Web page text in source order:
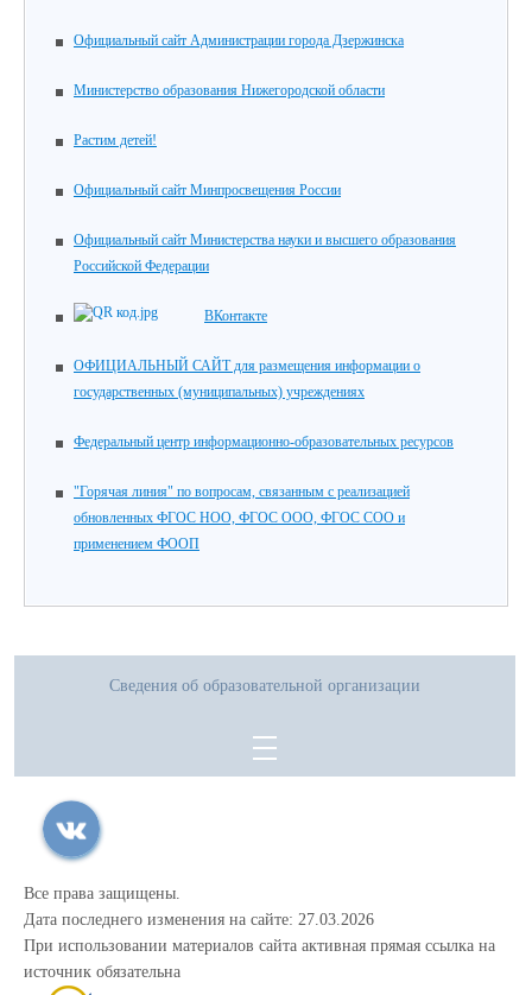
Официальный сайт Администрации города Дзержинска
Министерство образования Нижегородской области
Растим детей!
Официальный сайт Минпросвещения России
Официальный сайт Министерства науки и высшего образования
Российской Федерации
ВКонтакте
ОФИЦИАЛЬНЫЙ САЙТ для размещения информации о
государственных (муниципальных) учреждениях
Федеральный центр информационно-образовательных ресурсов
"Горячая линия" по вопросам, связанным с реализацией
обновленных ФГОС НОО, ФГОС ООО, ФГОС СОО и
применением ФООП
Сведения об образовательной организации
Все права защищены.
Дата последнего изменения на сайте: 27.03.2026
При использовании материалов сайта активная прямая ссылка на
источник обязательна